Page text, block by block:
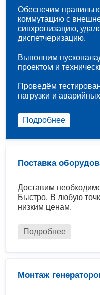
Поставка
Доставим
Быстро. В любую
низким ценам.
Подробнее
Монтаж
Обеспечим
коммутацию с
синхронизацию,
диспетчеризацию.
Выполним
проектом и
Проведём
нагрузки и
Подробнее